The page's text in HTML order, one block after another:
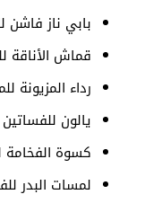
بابي ناز فاشن
قماش الأناقة
رداء المزيونة
يالون
كسوة الفخامة
لمسات البدر